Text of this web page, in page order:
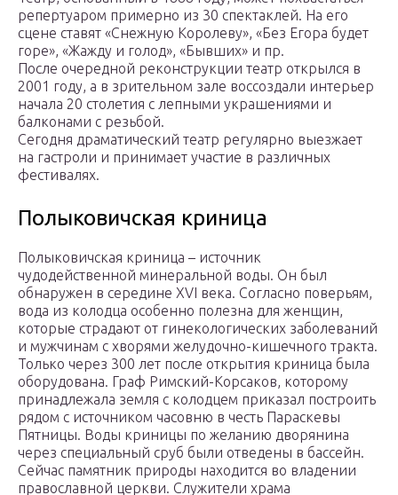
репертуаром примерно из 30 спектаклей. На его
сцене ставят «Снежную Королеву», «Без Егора будет
горе», «Жажду и голод», «Бывших» и пр.
После очередной реконструкции театр открылся в
2001 году, а в зрительном зале воссоздали интерьер
начала 20 столетия с лепными украшениями и
балконами с резьбой.
Сегодня драматический театр регулярно выезжает
на гастроли и принимает участие в различных
фестивалях.
Полыковичская криница
Полыковичская криница – источник
чудодейственной минеральной воды. Он был
обнаружен в середине XVI века. Согласно поверьям,
вода из колодца особенно полезна для женщин,
которые страдают от гинекологических заболеваний
и мужчинам с хворями желудочно-кишечного тракта.
Только через 300 лет после открытия криница была
оборудована. Граф Римский-Корсаков, которому
принадлежала земля с колодцем приказал построить
рядом с источником часовню в честь Параскевы
Пятницы. Воды криницы по желанию дворянина
через специальный сруб были отведены в бассейн.
Сейчас памятник природы находится во владении
православной церкви. Служители храма